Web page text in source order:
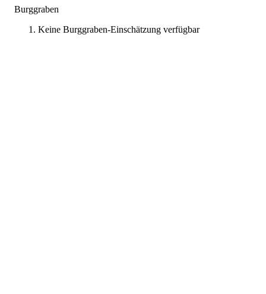
Burggraben
Keine Burggraben-Einschätzung verfügbar